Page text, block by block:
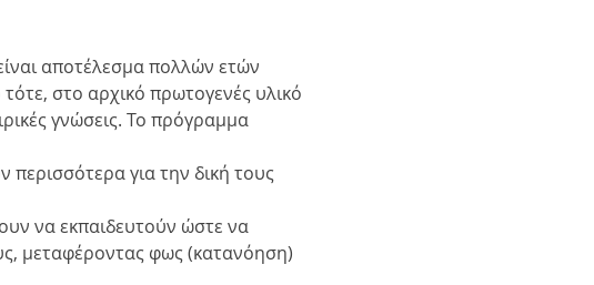
αποτέλεσμα πολλών ετών
στο αρχικό πρωτογενές υλικό
γνώσεις. Το πρόγραμμα
για την δική τους
να εκπαιδευτούν ώστε να
μεταφέροντας φως (κατανόηση)